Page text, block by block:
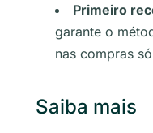
Primeiro
garante o
nas compras
Saiba mais